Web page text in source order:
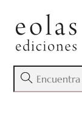
content